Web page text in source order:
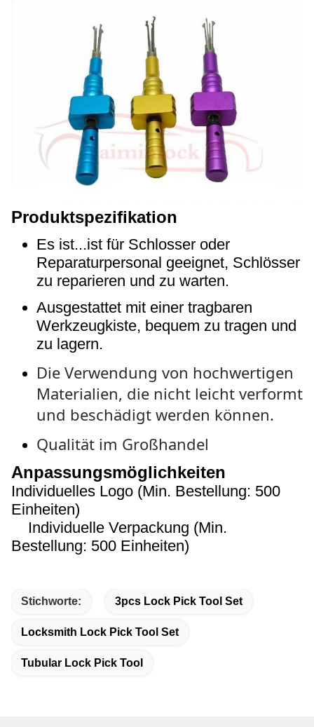
Produktspezifikation
Es ist...ist für Schlosser oder
Reparaturpersonal geeignet, Schlösser
zu reparieren und zu warten.
Ausgestattet mit einer tragbaren
Werkzeugkiste, bequem zu tragen und
zu lagern.
Die Verwendung von hochwertigen
Materialien, die nicht leicht verformt
und beschädigt werden können.
Qualität im Großhandel
Anpassungsmöglichkeiten
Individuelles Logo (Min. Bestellung: 500
Einheiten)
Individuelle Verpackung (Min.
Bestellung: 500 Einheiten)
Stichworte: 3pcs Lock Pick Tool Set
Locksmith Lock Pick Tool Set
Tubular Lock Pick Tool